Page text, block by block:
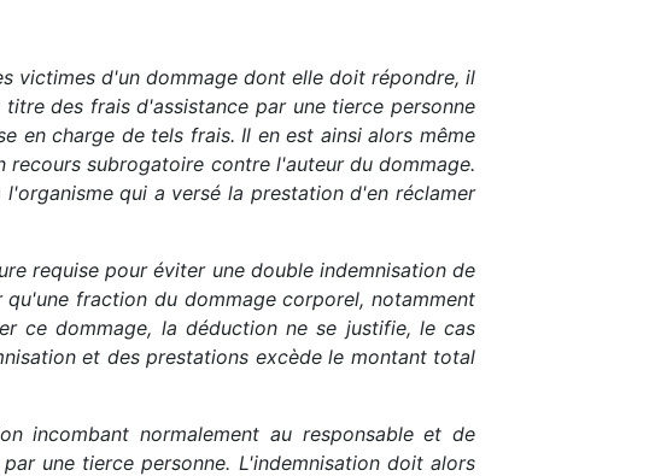
victimes d'un dommage dont elle doit répondre, il
des frais d'assistance par une tierce personne
en charge de tels frais. Il en est ainsi alors même
subrogatoire contre l'auteur du dommage.
qui a versé la prestation d'en réclamer
requise pour éviter une double indemnisation de
fraction du dommage corporel, notamment
ce dommage, la déduction ne se justifie, le cas
et des prestations excède le montant total
incombant normalement au responsable et de
une tierce personne. L'indemnisation doit alors